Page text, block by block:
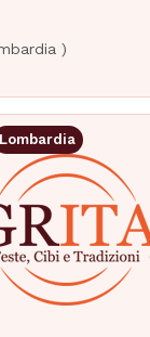
)
Lombardia